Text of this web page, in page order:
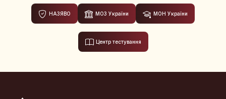
НАЗЯВО МОЗ України МОН України
Центр тестування